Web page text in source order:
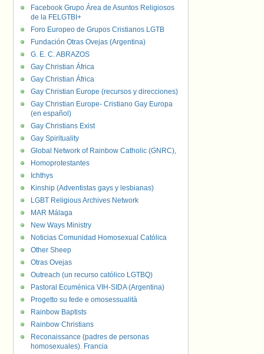
Facebook Grupo Área de Asuntos Religiosos
de la FELGTBI+
Foro Europeo de Grupos Cristianos LGTB
Fundación Otras Ovejas (Argentina)
G. E. C. ABRAZOS
Gay Christian África
Gay Christian África
Gay Christian Europe (recursos y direcciones)
Gay Christian Europe- Cristiano Gay Europa
(en español)
Gay Christians Exist
Gay Spirituality
Global Network of Rainbow Catholic (GNRC),
Homoprotestantes
Ichthys
Kinship (Adventistas gays y lesbianas)
LGBT Religious Archives Network
MAR Málaga
New Ways Ministry
Noticias Comunidad Homosexual Católica
Other Sheep
Otras Ovejas
Outreach (un recurso católico LGTBQ)
Pastoral Ecuménica VIH-SIDA (Argentina)
Progetto su fede e omosessualità
Rainbow Baptists
Rainbow Christians
Reconaissance (padres de personas
homosexuales). Francia